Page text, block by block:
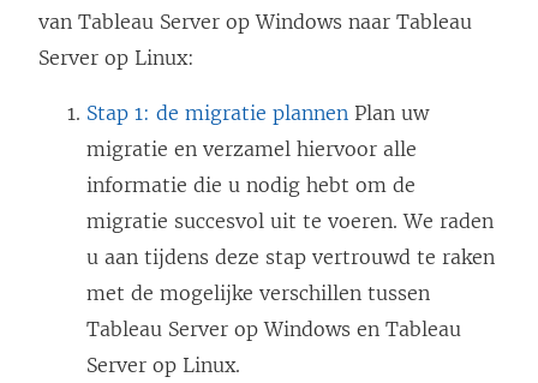
van Tableau Server op Windows naar Tableau
Server op Linux:
Stap 1: de migratie plannen Plan uw
migratie en verzamel hiervoor alle
informatie die u nodig hebt om de
migratie succesvol uit te voeren. We raden
u aan tijdens deze stap vertrouwd te raken
met de mogelijke verschillen tussen
Tableau Server op Windows en Tableau
Server op Linux.